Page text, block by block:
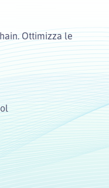
Ottimizza le